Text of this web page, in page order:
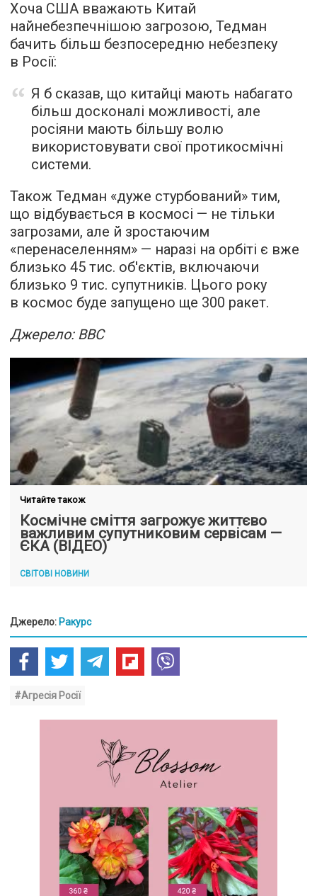
Хоча США вважають Китай
найнебезпечнішою загрозою, Тедман
бачить більш безпосередню небезпеку
в Росії:
Я б сказав, що китайці мають набагато
більш досконалі можливості, але
росіяни мають більшу волю
використовувати свої протикосмічні
системи.
Також Тедман «дуже стурбований» тим,
що відбувається в космосі — не тільки
загрозами, але й зростаючим
«перенаселенням» — наразі на орбіті є вже
близько 45 тис. об'єктів, включаючи
близько 9 тис. супутників. Цього року
в космос буде запущено ще 300 ракет.
Джерело: BBC
Читайте також
Космічне сміття загрожує життєво
важливим супутниковим сервісам —
ЄКА (ВІДЕО)
СВІТОВІ НОВИНИ
Джерело: Ракурс
#Агресія Росії